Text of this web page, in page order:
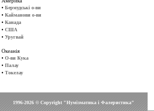
• Бермудські о-ви
• Кайманови о-ви
• Канада
• США
• Уругвай
Океанія
• О-ви Кука
• Палау
• Токелау
1996-2026 © Copyright "Нумізматика і Фалеристика"